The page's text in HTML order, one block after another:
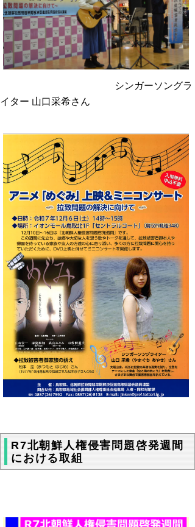
シンガーソングラ
イター 山口采希さん
R7北朝鮮人権侵害問題啓発週間
における取組